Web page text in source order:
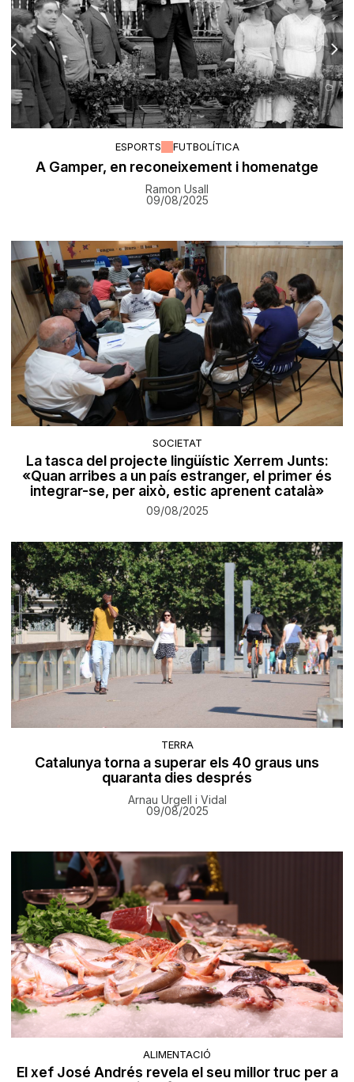
ESPORTS FUTBOLÍTICA
A Gamper, en reconeixement i homenatge
Ramon Usall
09/08/2025
SOCIETAT
La tasca del projecte lingüístic Xerrem Junts:
«Quan arribes a un país estranger, el primer és
integrar-se, per això, estic aprenent català»
09/08/2025
TERRA
Catalunya torna a superar els 40 graus uns
quaranta dies després
Arnau Urgell i Vidal
09/08/2025
ALIMENTACIÓ
El xef José Andrés revela el seu millor truc per a